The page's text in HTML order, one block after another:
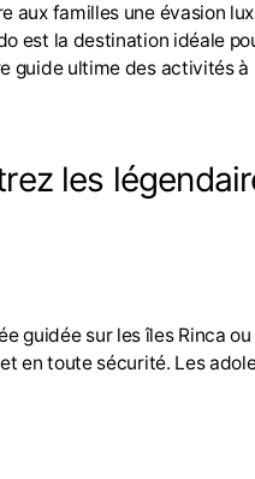
familles une évasion
est la destination idéale
ultime des activités à
les
guidée sur les îles
en toute sécurité. Les